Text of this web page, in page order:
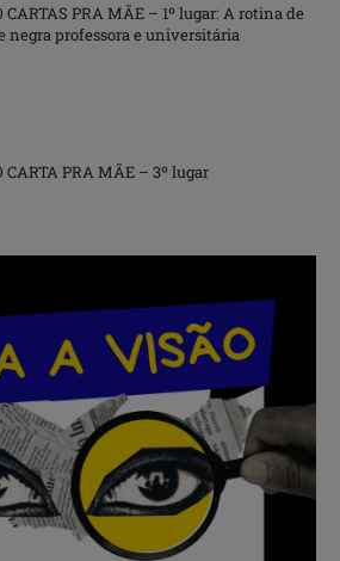
CARTAS PRA MÃE – 1º lugar: A rotina de
negra professora e universitária
CARTA PRA MÃE – 3º lugar